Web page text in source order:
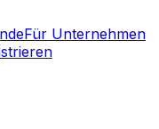
Für Unternehmen